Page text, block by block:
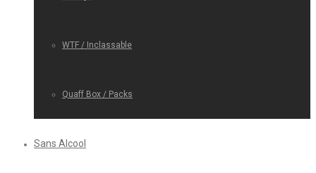
WTF / Inclassable
Quaff Box / Packs
Sans Alcool